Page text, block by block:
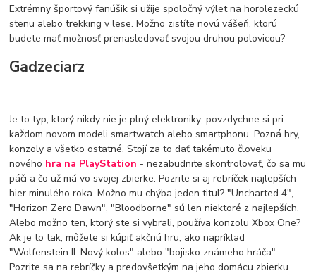
Extrémny športový fanúšik si užije spoločný výlet na horolezeckú
stenu alebo trekking v lese. Možno zistíte novú vášeň, ktorú
budete mať možnosť prenasledovať svojou druhou polovicou?
Gadzeciarz
Je to typ, ktorý nikdy nie je plný elektroniky; povzdychne si pri
každom novom modeli smartwatch alebo smartphonu. Pozná hry,
konzoly a všetko ostatné. Stojí za to dať takémuto človeku
nového hra na PlayStation - nezabudnite skontrolovať, čo sa mu
páči a čo už má vo svojej zbierke. Pozrite si aj rebríček najlepších
hier minulého roka. Možno mu chýba jeden titul? "Uncharted 4",
"Horizon Zero Dawn", "Bloodborne" sú len niektoré z najlepších.
Alebo možno ten, ktorý ste si vybrali, používa konzolu Xbox One?
Ak je to tak, môžete si kúpiť akčnú hru, ako napríklad
"Wolfenstein II: Nový kolos" alebo "bojisko známeho hráča".
Pozrite sa na rebríčky a predovšetkým na jeho domácu zbierku.